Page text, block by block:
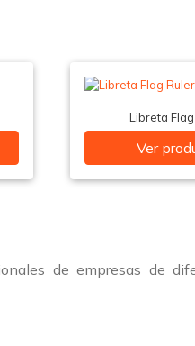
Libreta
Ver
de empresas de